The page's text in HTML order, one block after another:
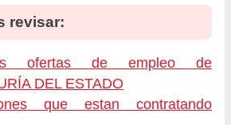
revisar:
ofertas de empleo de
DEL ESTADO
que estan contratando